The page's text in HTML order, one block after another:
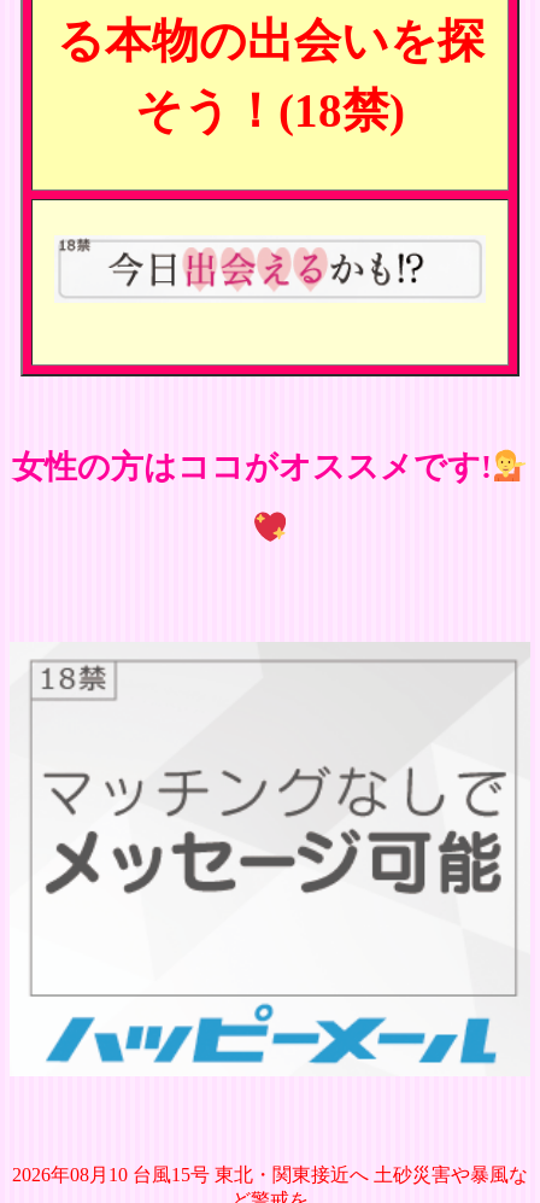
る本物の出会いを探
そう！(18禁)
女性の方はココがオススメです!
2026年08月10 台風15号 東北・関東接近へ 土砂災害や暴風な